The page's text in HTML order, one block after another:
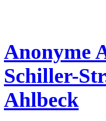
Anonyme
Schiller-
Ahlbeck